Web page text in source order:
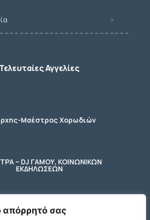
απόρρητό σας
Τελευταίες Αγγελίες
Μαέστρος Χορωδιών
– DJ ΓΑΜΟΥ, ΚΟΙΝΩΝΙΚΩΝ
ΕΚΔΗΛΩΣΕΩΝ
φύλακας – κηπουρος